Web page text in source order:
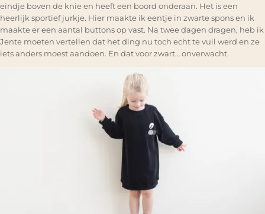
eindje boven de knie en heeft een boord onderaan. Het is een
heerlijk sportief jurkje. Hier maakte ik eentje in zwarte spons en ik
maakte er een aantal buttons op vast. Na twee dagen dragen, heb ik
Jente moeten vertellen dat het ding nu toch echt te vuil werd en ze
iets anders moest aandoen. En dat voor zwart… onverwacht.